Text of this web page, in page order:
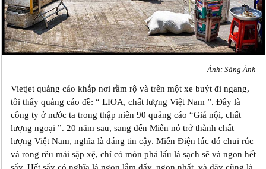
Ảnh: Sáng Ánh
Vietjet quảng cáo khắp nơi rầm rộ và trên một xe buýt đi ngang,
tôi thấy quảng cáo đề: “ LIOA, chất lượng Việt Nam ”. Đây là
công ty ở nước ta trong thập niên 90 quảng cáo “Giá nội, chất
lượng ngoại ”. 20 năm sau, sang đến Miến nó trở thành chất
lượng Việt Nam, nghĩa là đáng tin cậy. Miến Điện lúc đó chui rúc
và rong rêu mái sập xệ, chỉ có món phá lấu là sạch sẽ và ngon hết